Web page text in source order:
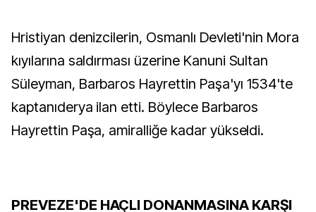
Hristiyan denizcilerin, Osmanlı Devleti'nin Mora
kıyılarına saldırması üzerine Kanuni Sultan
Süleyman, Barbaros Hayrettin Paşa'yı 1534'te
kaptanıderya ilan etti. Böylece Barbaros
Hayrettin Paşa, amiralliğe kadar yükseldi.
PREVEZE'DE HAÇLI DONANMASINA KARŞI